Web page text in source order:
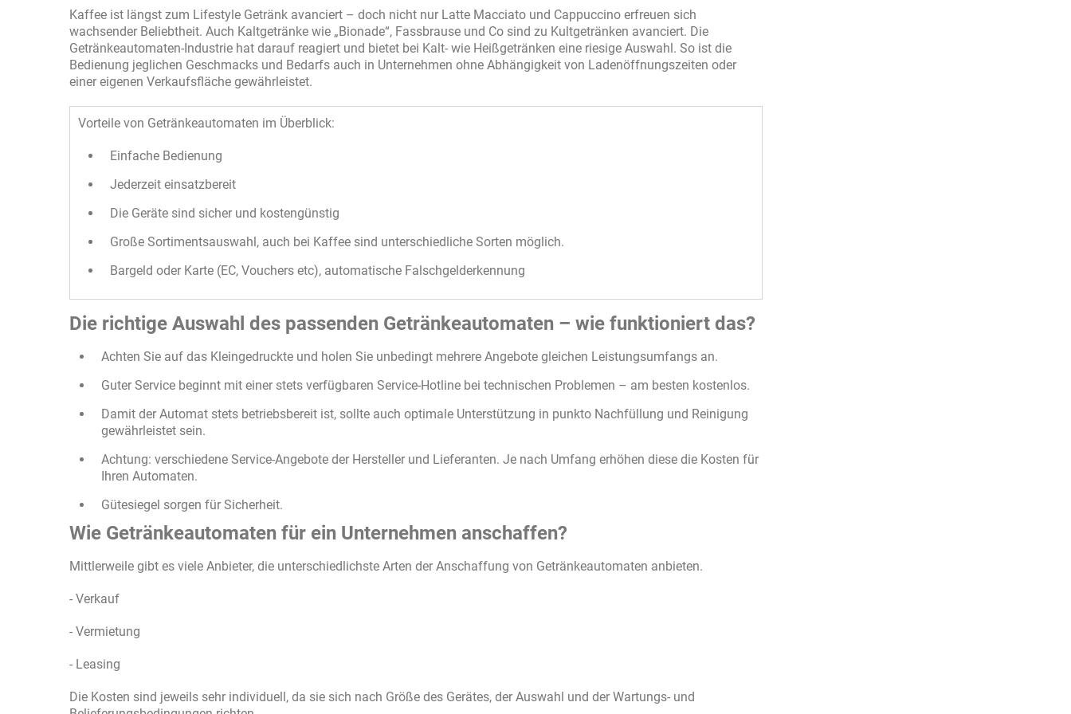
Kaffee ist längst zum Lifestyle Getränk avanciert – doch nicht nur Latte Macciato und Cappuccino erfreuen sich
wachsender Beliebtheit. Auch Kaltgetränke wie „Bionade“, Fassbrause und Co sind zu Kultgetränken avanciert. Die
Getränkeautomaten-Industrie hat darauf reagiert und bietet bei Kalt- wie Heißgetränken eine riesige Auswahl. So ist die
Bedienung jeglichen Geschmacks und Bedarfs auch in Unternehmen ohne Abhängigkeit von Ladenöffnungszeiten oder
einer eigenen Verkaufsfläche gewährleistet.
Vorteile von Getränkeautomaten im Überblick:
Einfache Bedienung
Jederzeit einsatzbereit
Die Geräte sind sicher und kostengünstig
Große Sortimentsauswahl, auch bei Kaffee sind unterschiedliche Sorten möglich.
Bargeld oder Karte (EC, Vouchers etc), automatische Falschgelderkennung
Die richtige Auswahl des passenden Getränkeautomaten – wie funktioniert das?
Achten Sie auf das Kleingedruckte und holen Sie unbedingt mehrere Angebote gleichen Leistungsumfangs an.
Guter Service beginnt mit einer stets verfügbaren Service-Hotline bei technischen Problemen – am besten kostenlos.
Damit der Automat stets betriebsbereit ist, sollte auch optimale Unterstützung in punkto Nachfüllung und Reinigung
gewährleistet sein.
Achtung: verschiedene Service-Angebote der Hersteller und Lieferanten. Je nach Umfang erhöhen diese die Kosten für
Ihren Automaten.
Gütesiegel sorgen für Sicherheit.
Wie Getränkeautomaten für ein Unternehmen anschaffen?
Mittlerweile gibt es viele Anbieter, die unterschiedlichste Arten der Anschaffung von Getränkeautomaten anbieten.
- Verkauf
- Vermietung
- Leasing
Die Kosten sind jeweils sehr individuell, da sie sich nach Größe des Gerätes, der Auswahl und der Wartungs- und